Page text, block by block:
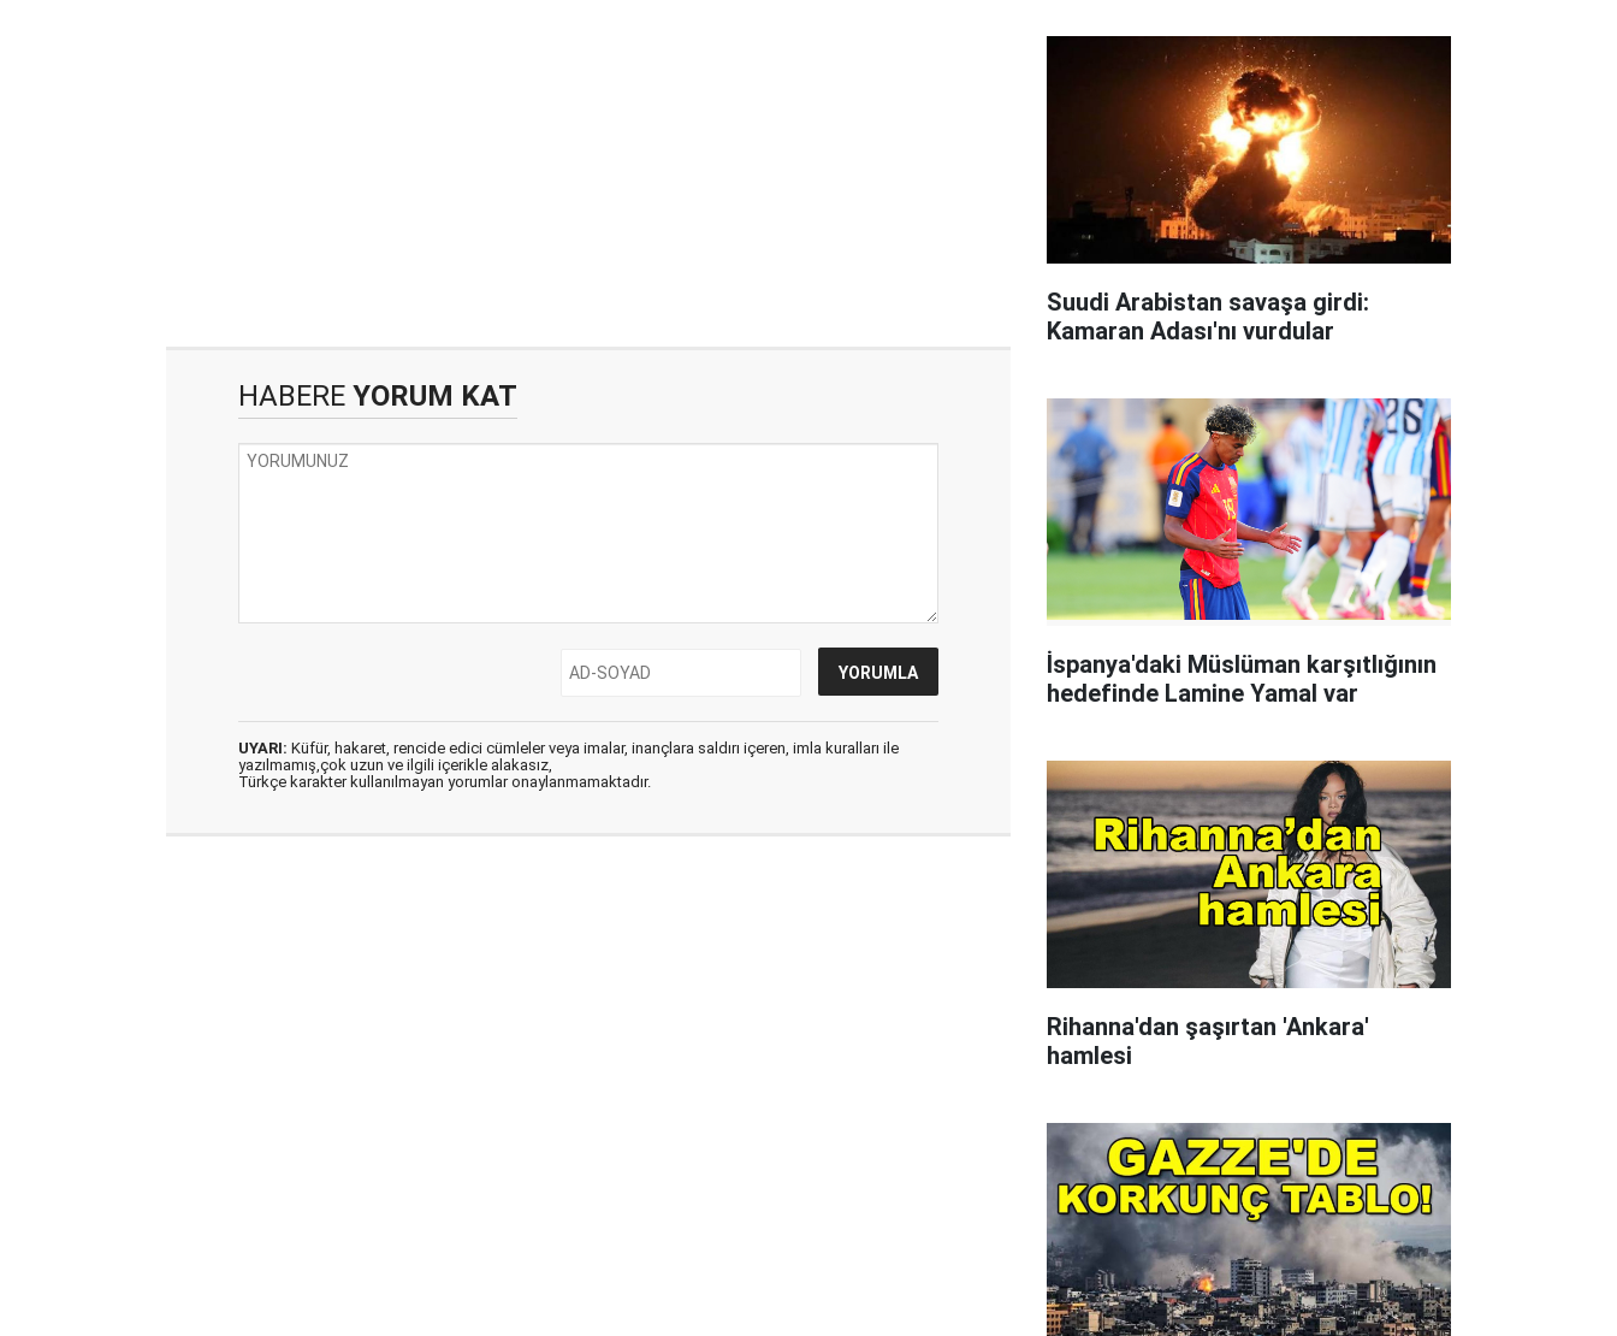
HABERE YORUM KAT
UYARI: Küfür, hakaret, rencide edici cümleler veya imalar, inançlara saldırı içeren, imla kuralları ile
yazılmamış,çok uzun ve ilgili içerikle alakasız,
Türkçe karakter kullanılmayan yorumlar onaylanmamaktadır.
Suudi Arabistan savaşa girdi:
Kamaran Adası'nı vurdular
İspanya'daki Müslüman karşıtlığının
hedefinde Lamine Yamal var
Rihanna'dan şaşırtan 'Ankara'
hamlesi